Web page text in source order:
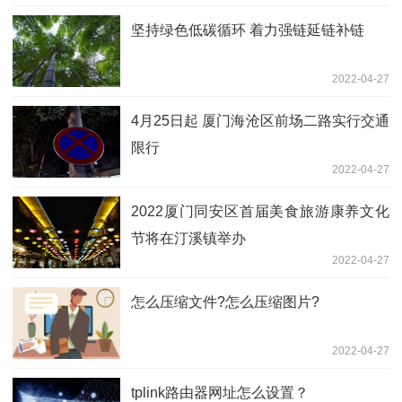
坚持绿色低碳循环 着力强链延链补链
2022-04-27
4月25日起 厦门海沧区前场二路实行交通
限行
2022-04-27
2022厦门同安区首届美食旅游康养文化
节将在汀溪镇举办
2022-04-27
怎么压缩文件?怎么压缩图片?
2022-04-27
tplink路由器网址怎么设置？